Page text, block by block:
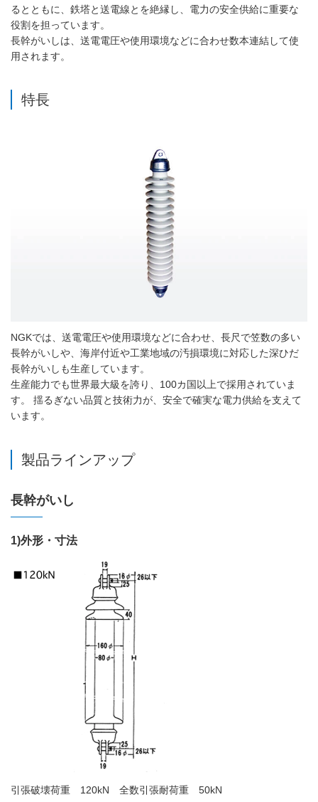
るとともに、鉄塔と送電線とを絶縁し、電力の安全供給に重要な
役割を担っています。
長幹がいしは、送電電圧や使用環境などに合わせ数本連結して使
用されます。
特長
NGKでは、送電電圧や使用環境などに合わせ、長尺で笠数の多い
長幹がいしや、海岸付近や工業地域の汚損環境に対応した深ひだ
長幹がいしも生産しています。
生産能力でも世界最大級を誇り、100カ国以上で採用されていま
す。 揺るぎない品質と技術力が、安全で確実な電力供給を支えて
います。
製品ラインアップ
長幹がいし
1)外形・寸法
引張破壊荷重 120kN 全数引張耐荷重 50kN